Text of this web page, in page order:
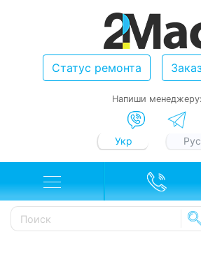
Статус ремонта
Напиши менеджеру:
Укр Рус